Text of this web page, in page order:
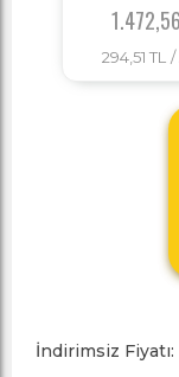
294,51 TL /
İndirimsiz Fiyatı: